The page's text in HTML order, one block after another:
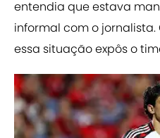
entendia que estava
informal com o
essa situação expôs o